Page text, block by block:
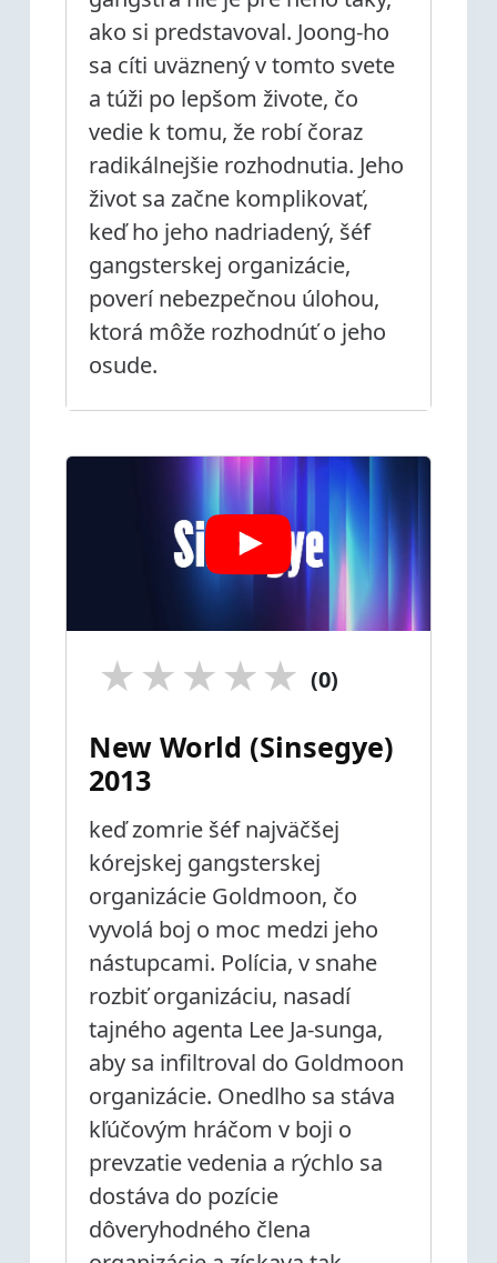
ako si predstavoval. Joong-ho
sa cíti uväznený v tomto svete
a túži po lepšom živote, čo
vedie k tomu, že robí čoraz
radikálnejšie rozhodnutia. Jeho
život sa začne komplikovať,
keď ho jeho nadriadený, šéf
gangsterskej organizácie,
poverí nebezpečnou úlohou,
ktorá môže rozhodnúť o jeho
osude.
★
★
★
★
★ (0)
New World (Sinsegye)
2013
keď zomrie šéf najväčšej
kórejskej gangsterskej
organizácie Goldmoon, čo
vyvolá boj o moc medzi jeho
nástupcami. Polícia, v snahe
rozbiť organizáciu, nasadí
tajného agenta Lee Ja-sunga,
aby sa infiltroval do Goldmoon
organizácie. Onedlho sa stáva
kľúčovým hráčom v boji o
prevzatie vedenia a rýchlo sa
dostáva do pozície
dôveryhodného člena